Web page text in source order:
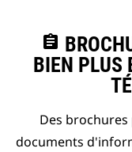
assignment
BIEN PLUS
Des
documents